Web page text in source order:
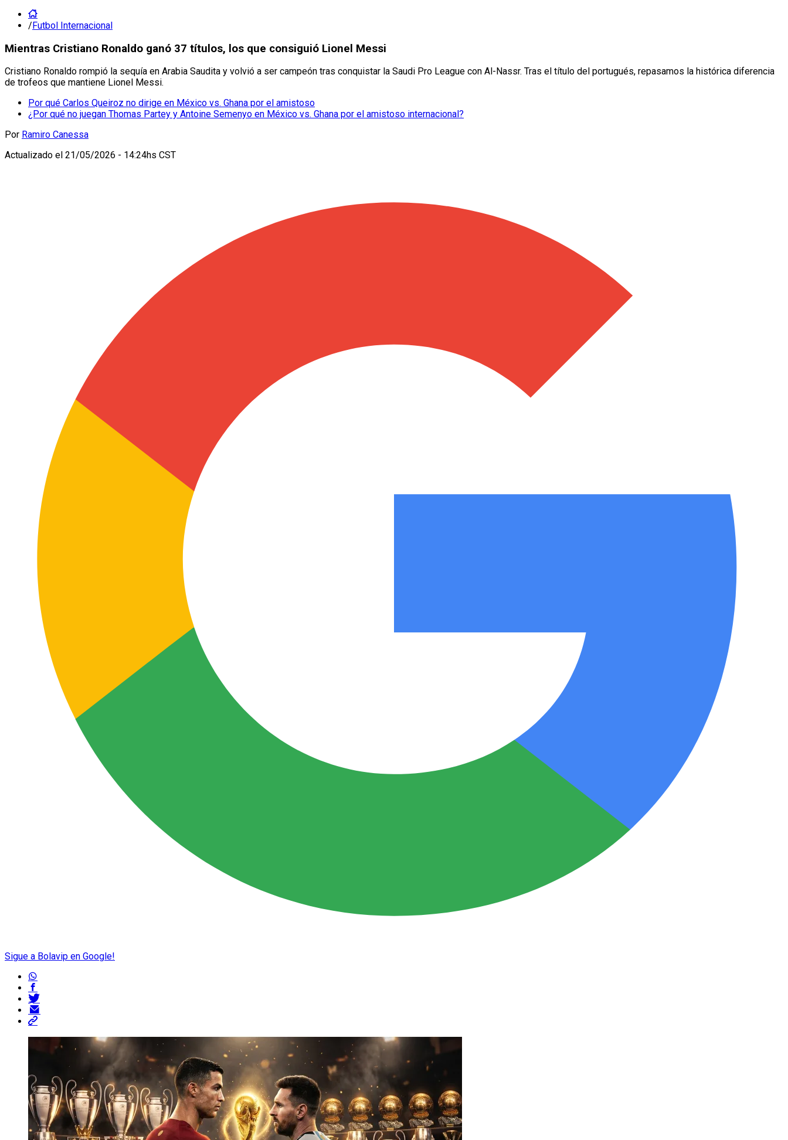
/Futbol Internacional
Mientras Cristiano Ronaldo ganó 37 títulos, los que consiguió Lionel Messi
Cristiano Ronaldo rompió la sequía en Arabia Saudita y volvió a ser campeón tras conquistar la Saudi Pro League con Al-Nassr. Tras el título del portugués, repasamos la histórica diferencia
de trofeos que mantiene Lionel Messi.
Por qué Carlos Queiroz no dirige en México vs. Ghana por el amistoso
¿Por qué no juegan Thomas Partey y Antoine Semenyo en México vs. Ghana por el amistoso internacional?
Por Ramiro Canessa
Actualizado el 21/05/2026 - 14:24hs CST
Sigue a Bolavip en Google!